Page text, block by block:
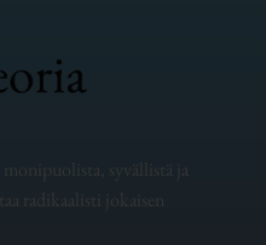
syvällistä ja
radikaalisti jokaisen